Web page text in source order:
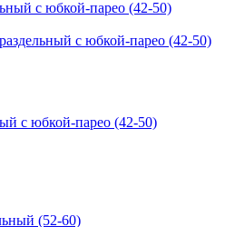
с юбкой-парео (42-50)
с юбкой-парео (42-50)